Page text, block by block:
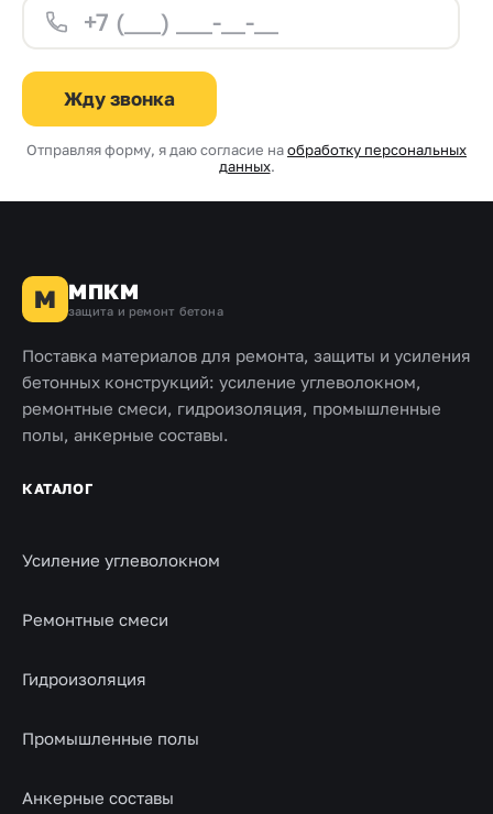
Жду звонка
Отправляя форму, я даю согласие наобработку персональных
данных.
М МПКМ
защита и ремонт бетона
Поставка материалов для ремонта, защиты и усиления
бетонных конструкций: усиление углеволокном,
ремонтные смеси, гидроизоляция, промышленные
полы, анкерные составы.
КАТАЛОГ
Усиление углеволокном
Ремонтные смеси
Гидроизоляция
Промышленные полы
Анкерные составы